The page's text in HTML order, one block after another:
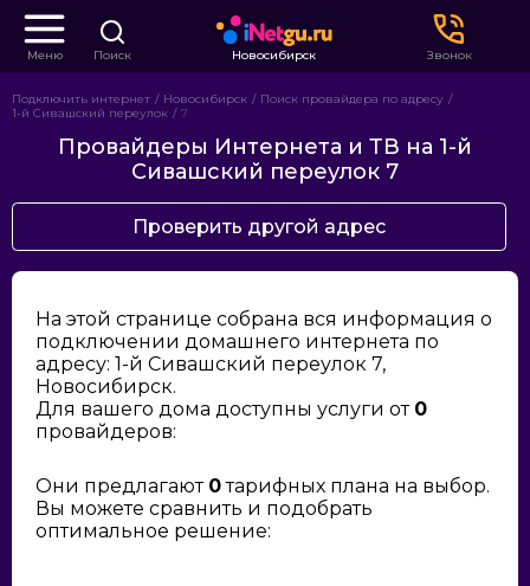
Меню Поиск Новосибирск Звонок
Подключить интернет Новосибирск
Поиск провайдера по адресу
1-й Сивашский переулок
7
Провайдеры Интернета и ТВ на 1-й
Сивашский переулок 7
Проверить другой адрес
На этой странице собрана вся информация о
подключении домашнего интернета по
адресу: 1-й Сивашский переулок 7,
Новосибирск.
Для вашего дома доступны услуги от 0
провайдеров:
Они предлагают 0тарифных плана на выбор.
Вы можете сравнить и подобрать
оптимальное решение: